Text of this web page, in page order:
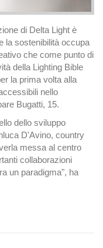
di Delta Light è
la sostenibilità occupa
che come punto di
della Lighting Bible
la prima volta alla
nello
Bugatti, 15.
dello sviluppo
D'Avino, country
messa al centro
collaborazioni
un paradigma", ha
di Delta Light